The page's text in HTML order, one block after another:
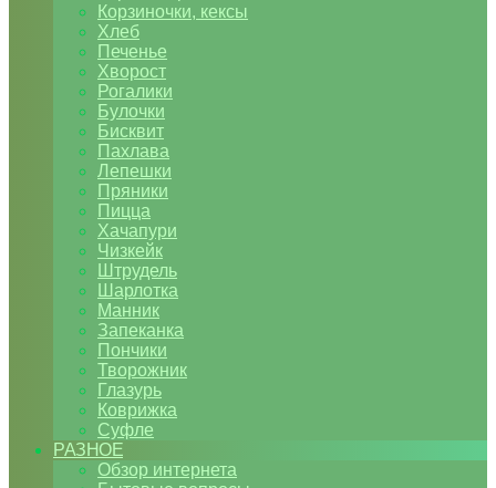
Корзиночки, кексы
Хлеб
Печенье
Хворост
Рогалики
Булочки
Бисквит
Пахлава
Лепешки
Пряники
Пицца
Хачапури
Чизкейк
Штрудель
Шарлотка
Манник
Запеканка
Пончики
Творожник
Глазурь
Коврижка
Суфле
РАЗНОЕ
Обзор интернета